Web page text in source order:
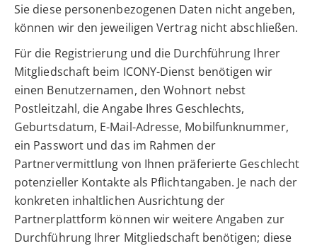
Sie diese personenbezogenen Daten nicht angeben,
können wir den jeweiligen Vertrag nicht abschließen.
Für die Registrierung und die Durchführung Ihrer
Mitgliedschaft beim ICONY-Dienst benötigen wir
einen Benutzernamen, den Wohnort nebst
Postleitzahl, die Angabe Ihres Geschlechts,
Geburtsdatum, E-Mail-Adresse, Mobilfunknummer,
ein Passwort und das im Rahmen der
Partnervermittlung von Ihnen präferierte Geschlecht
potenzieller Kontakte als Pflichtangaben. Je nach der
konkreten inhaltlichen Ausrichtung der
Partnerplattform können wir weitere Angaben zur
Durchführung Ihrer Mitgliedschaft benötigen; diese